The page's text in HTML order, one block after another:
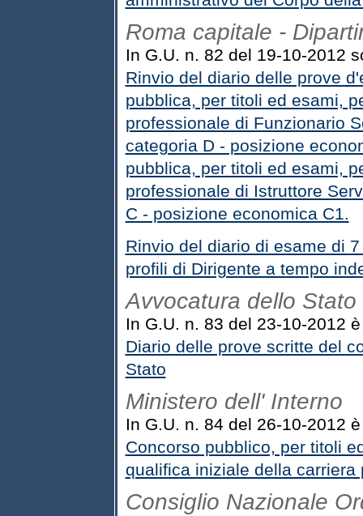
Roma capitale -
In G.U. n. 82 del 19-10-2012
Rinvio del diario delle prove
pubblica, per titoli ed esami,
professionale di Funzionario
categoria D - posizione
pubblica, per titoli ed esami,
professionale di Istruttore
C - posizione economica C1.
Rinvio del diario di esame di
profili di Dirigente a tempo
Avvocatura dello Stato
In G.U. n. 83 del 23-10-2012
Diario delle prove scritte del
Stato
Ministero dell' Interno
In G.U. n. 84 del 26-10-2012
Concorso pubblico, per titoli
qualifica iniziale della carriera
Consiglio Nazionale